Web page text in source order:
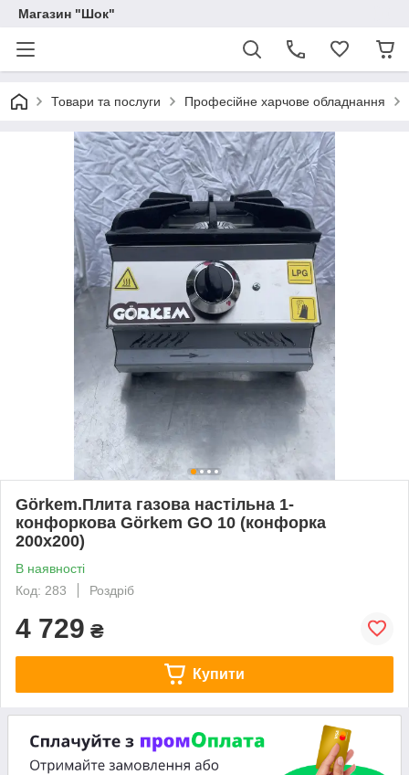
Магазин "Шок"
Товари та послуги Професійне харчове обладнання
Görkem.Плита газова настільна 1-
конфоркова Görkem GO 10 (конфорка
200х200)
В наявності
Код: 283
Роздріб
4 729 ₴
Купити